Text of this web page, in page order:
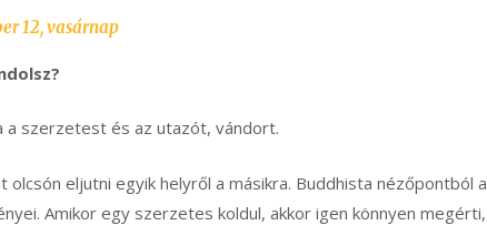
12, vasárnap
a szerzetest és az utazót, vándort.
eljutni egyik helyről a másikra. Buddhista nézőpontból a
Amikor egy szerzetes koldul, akkor igen könnyen megérti,